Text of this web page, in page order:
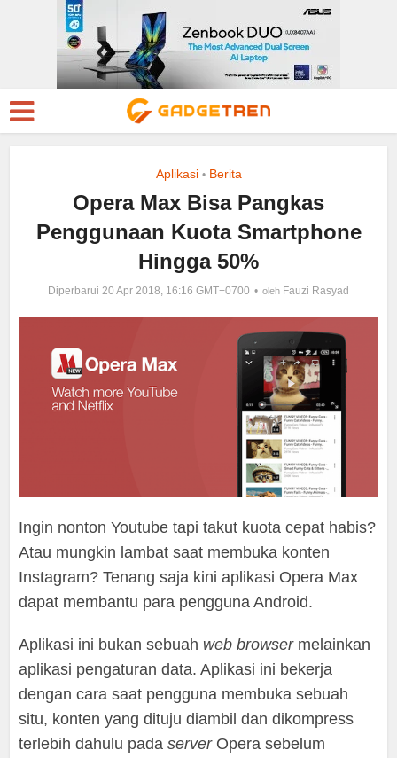
Aplikasi • Berita
Opera Max Bisa Pangkas
Penggunaan Kuota Smartphone
Hingga 50%
Diperbarui 20 Apr 2018, 16:16 GMT+0700 oleh Fauzi Rasyad
Ingin nonton Youtube tapi takut kuota cepat habis?
Atau mungkin lambat saat membuka konten
Instagram? Tenang saja kini aplikasi Opera Max
dapat membantu para pengguna Android.
Aplikasi ini bukan sebuah web browser melainkan
aplikasi pengaturan data. Aplikasi ini bekerja
dengan cara saat pengguna membuka sebuah
situ, konten yang dituju diambil dan dikompress
terlebih dahulu padaserverOpera sebelum